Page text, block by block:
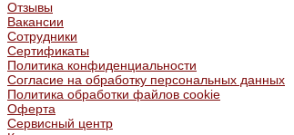
Отзывы
Вакансии
Сотрудники
Сертификаты
Политика конфиденциальности
Согласие на обработку персональных данных
Политика обработки файлов cookie
Оферта
Сервисный центр